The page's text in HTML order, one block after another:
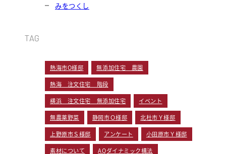
みをつくし
TAG
熱海市O様邸 無添加住宅 農園
熱海 注文住宅 階段
横浜 注文住宅 無添加住宅 イベント
無農薬野菜 静岡市Ｏ様邸 北杜市Ｙ様邸
上野原市Ｓ様邸 アンケート 小田原市Ｙ様邸
素材について AQダイナミック構法